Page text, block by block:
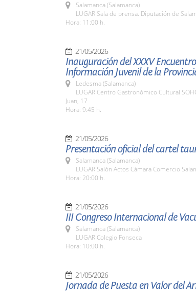
Salamanca (Salamanca)
LUGAR Sala de prensa. Diputación de
Hora: 11:00 h.
21/05/2026
Inauguración del XXXV
Información Juvenil de la
Ledesma (Salamanca)
LUGAR Centro Gastronómico Cultural
Juan, 17
Hora: 9:45 h.
21/05/2026
Presentación oficial del cartel
Salamanca (Salamanca)
LUGAR Salón Actos Cámara Comercio
Hora: 20:00 h.
21/05/2026
III Congreso Internacional de
Salamanca (Salamanca)
LUGAR Colegio Fonseca
Hora: 10:00 h.
21/05/2026
Jornada de Puesta en Valor del